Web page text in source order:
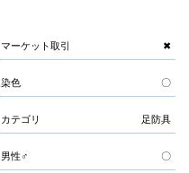
マーケット取引 ✖
染色 〇
カテゴリ 足防具
男性♂ 〇